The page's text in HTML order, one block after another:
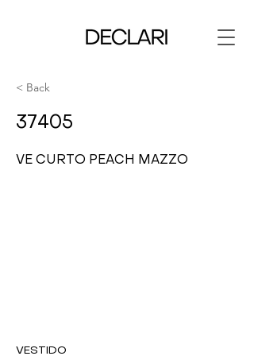
< Back
37405
VE CURTO PEACH MAZZO
VESTIDO